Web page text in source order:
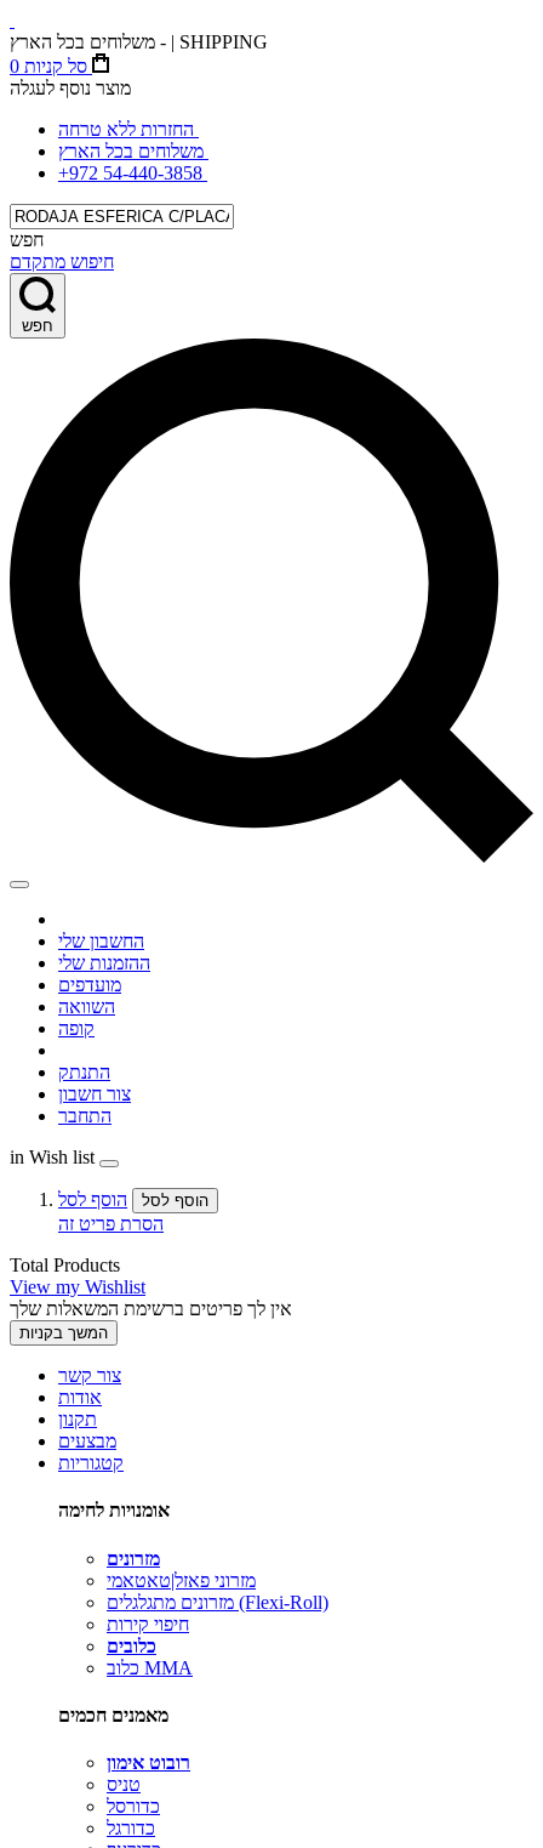
משלוחים בכל הארץ - | SHIPPING
0 סל קניות
מוצר נוסף לעגלה
+972 54-440-3858
חפש
חיפוש מתקדם
חפש
החשבון שלי
ההזמנות שלי
מועדפים
השוואה
קופה
התנתק
צור חשבון
התחבר
in Wish list
הוסף לסל הוסף לסל
הסרת פריט זה
Total Products
View my Wishlist
אין לך פריטים ברשימת המשאלות שלך
המשך בקניות
צור קשר
אודות
תקנון
מבצעים
קטגוריות
אומנויות לחימה
מזרונים
מזרוני פאזל|טאטאמי
מזרונים מתגלגלים (Flexi-Roll)
חיפוי קירות
כלובים
כלוב MMA
מאמנים חכמים
רובוט אימון
טניס
כדורסל
כדורגל